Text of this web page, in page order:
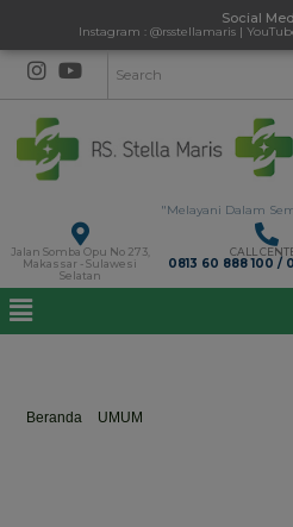
Social
Instagram : @rsstellamaris |
"Melayani Dalam
Jalan Somba Opu No 273,
Makassar - Sulawesi
Selatan
CALL
0813 60 888 100 /
Beranda UMUM